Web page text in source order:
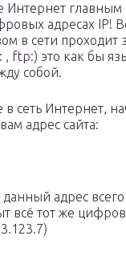
Интернет главным
адресах IP!
в сети проходит
, ftp:) это как бы
собой.
в сеть Интернет,
адрес сайта:
адрес
всё тот же